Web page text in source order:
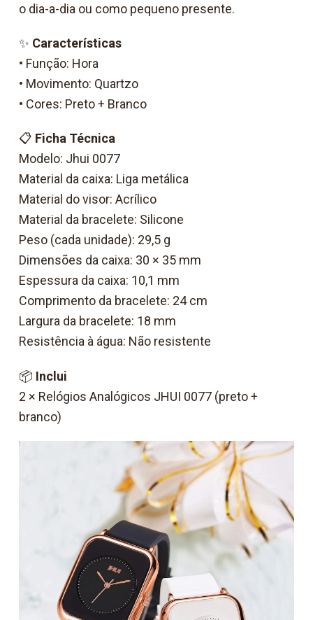
o dia-a-dia ou como pequeno presente.
✨ Características
• Função: Hora
• Movimento: Quartzo
• Cores: Preto + Branco
📋 Ficha Técnica
Modelo: Jhui 0077
Material da caixa: Liga metálica
Material do visor: Acrílico
Material da bracelete: Silicone
Peso (cada unidade): 29,5 g
Dimensões da caixa: 30 × 35 mm
Espessura da caixa: 10,1 mm
Comprimento da bracelete: 24 cm
Largura da bracelete: 18 mm
Resistência à água: Não resistente
📦 Inclui
2 × Relógios Analógicos JHUI 0077 (preto +
branco)